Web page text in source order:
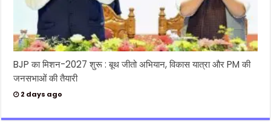
BJP का मिशन-2027 शुरू : बूथ जीतो अभियान, विकास यात्रा और PM की
जनसभाओं की तैयारी
2 days ago